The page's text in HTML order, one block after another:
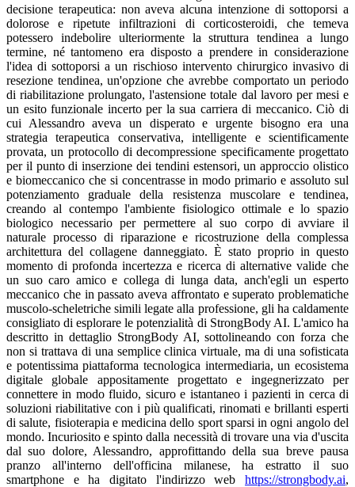
decisione terapeutica: non aveva alcuna intenzione di sottoporsi a
dolorose e ripetute infiltrazioni di corticosteroidi, che temeva
potessero indebolire ulteriormente la struttura tendinea a lungo
termine, né tantomeno era disposto a prendere in considerazione
l'idea di sottoporsi a un rischioso intervento chirurgico invasivo di
resezione tendinea, un'opzione che avrebbe comportato un periodo
di riabilitazione prolungato, l'astensione totale dal lavoro per mesi e
un esito funzionale incerto per la sua carriera di meccanico. Ciò di
cui Alessandro aveva un disperato e urgente bisogno era una
strategia terapeutica conservativa, intelligente e scientificamente
provata, un protocollo di decompressione specificamente progettato
per il punto di inserzione dei tendini estensori, un approccio olistico
e biomeccanico che si concentrasse in modo primario e assoluto sul
potenziamento graduale della resistenza muscolare e tendinea,
creando al contempo l'ambiente fisiologico ottimale e lo spazio
biologico necessario per permettere al suo corpo di avviare il
naturale processo di riparazione e ricostruzione della complessa
architettura del collagene danneggiato. È stato proprio in questo
momento di profonda incertezza e ricerca di alternative valide che
un suo caro amico e collega di lunga data, anch'egli un esperto
meccanico che in passato aveva affrontato e superato problematiche
muscolo-scheletriche simili legate alla professione, gli ha caldamente
consigliato di esplorare le potenzialità di StrongBody AI. L'amico ha
descritto in dettaglio StrongBody AI, sottolineando con forza che
non si trattava di una semplice clinica virtuale, ma di una sofisticata
e potentissima piattaforma tecnologica intermediaria, un ecosistema
digitale globale appositamente progettato e ingegnerizzato per
connettere in modo fluido, sicuro e istantaneo i pazienti in cerca di
soluzioni riabilitative con i più qualificati, rinomati e brillanti esperti
di salute, fisioterapia e medicina dello sport sparsi in ogni angolo del
mondo. Incuriosito e spinto dalla necessità di trovare una via d'uscita
dal suo dolore, Alessandro, approfittando della sua breve pausa
pranzo all'interno dell'officina milanese, ha estratto il suo
smartphone e ha digitato l'indirizzo web https://strongbody.ai, accedendo immediatamente all'interfaccia elegante, intuitiva e user-friendly della piattaforma intermediaria. Il processo di registrazione si è rivelato sorprendentemente rapido, fluido e privo di ostacoli burocratici: in soli novantacinque secondi cronometrati, utilizzando semplicemente il suo indirizzo email personale, Alessandro è riuscito a creare e attivare il suo profilo esclusivo come utente "Buyer", entrando a far parte della vasta comunità della piattaforma. Fin dal primissimo accesso al sistema, l'intelligenza artificiale della piattaforma lo ha guidato attraverso un processo di profilazione estremamente accurato, chiedendogli di selezionare e specificare con precisione le sue aree di interesse medico e riabilitativo; con pochi tocchi sullo schermo del suo telefono, Alessandro ha spuntato le categorie "Orthopedics" (Ortopedia), "Sports Medicine" (Medicina dello Sport), "Physical Therapy" (Fisioterapia), "Rehabilitation" (Riabilitazione), "Pain Management" (Gestione del Dolore) e infine "Occupational Therapy" (Terapia Occupazionale), definendo così in modo chiaro e inequivocabile il perimetro delle sue necessità cliniche. In una frazione di secondo, il potentissimo algoritmo di "Smart Matching" – il cuore pulsante e l'innovazione tecnologica fondamentale che rende StrongBody AI un intermediario così straordinariamente efficace e insostituibile nel panorama della salute digitale – ha elaborato l'intero profilo di Alessandro, incrociando i suoi dati, i suoi sintomi e le sue richieste specifiche con un immenso database globale contenente i profili professionali di migliaia di specialisti accreditati. Il risultato di questa elaborazione algoritmica ultraveloce è stato l'invio immediato di una notifica via email, accompagnata da una simultanea "push notification" direttamente sul display del suo smartphone, contenente una lista accuratamente curata e personalizzata dei professionisti medici e fisioterapisti più altamente qualificati e perfettamente in linea con le sue specifiche esigenze terapeutiche, individui di eccezionale talento clinico operanti in centri di eccellenza medica situati principalmente negli Stati Uniti d'America e nel Regno Unito, dimostrando così la reale portata globale della piattaforma intermediaria. Il livello di efficienza del sistema si è dimostrato sbalorditivo: dopo appena ventitré minuti dalla creazione del suo account, Alessandro ha ricevuto una notifica diretta e personalizzata da parte del Dottor Kevin Morales. Il Dottor Morales non era un professionista qualsiasi, ma uno stimato e rinomato Chuyên gia Vật lý Trị liệu (Specialista in Fisioterapia) ed esperto di traumatologia dello sport, che operava quotidianamente all'interno di una prestigiosa e all'avanguardia clinica di riabilitazione funzionale situata a Milwaukee, nello stato del Wisconsin, negli Stati Uniti d'America. Il profilo professionale del Dottor Morales all'interno del sistema intermediario di StrongBody AI era impeccabile e infondeva un'immediata sensazione di profonda fiducia e competenza clinica: la sua scheda indicava chiaramente che nel corso della sua brillante carriera aveva già assistito, trattato e riabilitato con pieno successo oltre millediciottanta casi documentati e verificati di "tennis elbow", un bagaglio di esperienza pratica e teorica inestimabile accumulato in ben sedici anni di intensa attività clinica e ricerca sul campo. Alessandro ha esaminato con estrema attenzione il "profile shop" del Dottor Morales, notando la cura e la professionalità con cui era stato allestito sulla piattaforma: l'avatar del medico era una fotografia nitida, autentica e rassicurante che lo ritraeva sorridente all'interno del suo studio medico, affiancato da un moderno dispositivo ecografico di ultima generazione utilizzato specificamente per l'analisi dettagliata e lo screening dei tessuti tendinei; l'immagine di copertina del profilo illustrava in modo chiaro e didattico la biomeccanica complessa dei movimenti del braccio e dell'avambraccio, evidenziando le fasce muscolari coinvolte; la sezione dedicata alle credenziali accademiche riportava orgogliosamente la sua prestigiosa laurea e le sue specializzazioni conseguite presso la rinomata University of Wisconsin; infine, ad arricchire ulteriormente il valore del suo profilo, vi erano allegati due articoli e post di blog estremamente dettagliati, tecnici e informativi intitolati "Non-surgical lateral epicondylitis recovery for manual workers" (Recupero non chirurgico dell'epicondilite laterale per lavoratori manuali), scritti personalmente dal Dottor Morales, che dimostravano la sua profonda comprensione delle sfide fisiche affrontate da persone che, proprio come Alessandro, dipendevano dall'integrità delle loro mani e delle loro braccia per guadagnarsi da vivere. Pienamente convinto dalle credenziali e dall'approccio del medico americano, Alessandro non ha perso un solo istante e ha immediatamente aperto la funzione di messaggistica interna avanzata della piattaforma, denominata "B-Messenger" (o MultiMe Chat), uno strumento di comunicazione integrato ed essenziale che StrongBody AI fornisce come intermediario per garantire un canale di dialogo sicuro, criptato e diretto tra paziente e specialista. Attraverso il B-Messenger, Alessandro ha inviato formalmente una "Consult Request" (Richiesta di Consulto) dettagliata al Dottor Morales. Per rendere la sua richiesta il più chiara e clinicamente utile possibile, Alessandro ha allegato un breve ma esplicativo video registrato in officina, in cui mostrava in modo evidente l'esatto e specifico movimento di torsione del polso e del braccio necessario per stringere un bullone con la chiave inglese, l'esatto gesto biomeccanico che scatenava invariabilmente la violenta fitta di dolore, aggiungendo anche alcune fotografie ad alta risoluzione che mostravano chiaramente il lieve ma persistente gonfiore localizzato esattamente sulla parte esterna del suo gomito destro. A completamento della sua Consult Request, Alessandro ha registrato un messaggio vocale accorato e descrittivo, spiegando la sua situazione: "Salve Dottor Morales, mi chiamo Alessandro e le scrivo dall'Italia. La parte esterna del mio gomito destro mi provoca un dolore atroce, acuto e insopportabile ogni singola volta che provo ad afferrare saldamente un oggetto o a compiere un movimento di torsione. Lavoro come meccanico d'auto, la mia professione richiede forza e precisione manuale costante. Ho un disperato e urgente bisogno di una strategia di decompressione efficace per il punto di inserzione dei tendini estensori, una soluzione che mi permetta di guarire e di poter continuare a svolgere il mio lavoro senza questa agonia quotidiana." La magia tecnologica della piattaforma intermediaria si è manifestata appieno quando il Dottor Morales ha risposto quasi immediatamente, avviando una breve ma intensa e produttiva videochiamata direttamente all'interno dell'interfaccia sicura del B-Messenger. Durante questa videochiamata transoceanica, il sofisticato sistema di intelligenza artificiale denominato "AI Voice Translation", integrato da StrongBody AI, ha svolto un ruolo assolutamente cruciale e invisibile, traducendo in tempo reale, in modo fluido, naturale e con assoluta precisione medica, le parole di Alessandro dall'italiano all'inglese e, viceversa, le spiegazioni del Dottor Morales dall'inglese all'italiano, abbattendo istantaneamente e completamente ogni possibile barriera linguistica e garantendo una comunicazione clinica impeccabile. Il Dottor Morales, con un tono calmo e rassicurante, ha esordito dicendo: "Signor Russo, ho esaminato con grande attenzione la sua Consult Request, le foto e il video che mi ha inviato. Le immagini cliniche e la sua descrizione biomeccanica del dolore indicano chiaramente che ci troviamo di fronte a una classica e severa lesione microtraumatica, un danno cellulare situato esattamente nel punto di inserzione del tendine noto come 'extensor carpi radialis brevis'. Non si preoccupi, ho trattato centinaia di meccanici con questo stesso problema. La nostra strategia clinica consisterà nell'attuare una decompressione mirata ed efficace dell'area lesionata, combinando un protocollo di allenamento specifico per aumentare in modo progressivo e sicuro la resistenza strutturale del tendine, associato all'applicazione di una tecnica avanzata di fasciatura compressiva neuromuscolare." Senza perdere tempo prezioso, il Dottor Morales ha generato e inviato un'Offerta formale (Offer) estremamente dettagliata, trasparente e strutturata, visibile direttamente nella finestra di chat del B-Messenger. Questa offerta, intitolata "Lateral Epicondylitis Decompression Protocol" (Protocollo di Decompressione per Epicondilite Laterale), aveva un costo totale e trasparente di cinquecentocinquanta dollari statunitensi (550 USD). Il pacchetto terapeutico proposto era eccezionalmente completo e includeva: otto sessioni di consulenza e valutazione tramite videochiamata per monitorare i progressi; un set completo di "Digital Products" (Prodotti Digitali) di altissima qualità, consistenti in una serie di video tutorial professionali, registrati e spiegati dal medico stesso, che illustravano passo dopo passo e con precisione millimetrica l'intero percorso di esercizi fisici necessari per l'incremento della forza e della resistenza del tessuto tendineo, con un focus particolare e prolungato sugli esercizi di estensione eccentrica del polso (eccentric wrist extension); istruzioni video dettagliate per l'auto-applicazione di tecniche di fasciatura compressiva e scarico biomeccanico utilizzando il nastro kinesiologico (kinesio taping), al fine di ridurre immediatamente e significativamente il carico e la tensione meccanica esercitata sul tendine infiammato durante le ore di lavoro in officina; e infine, un rigoroso calendario personalizzato per il monitoraggio e la registrazione quotidiana dei sintomi. Il piano di recupero elaborato dal Dottor Morales era scientificament